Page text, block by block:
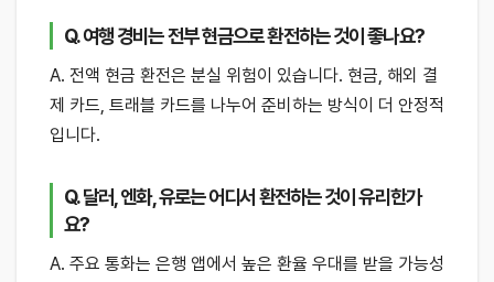
Q. 여행 경비는 전부 현금으로 환전하는 것이 좋나요?
A. 전액 현금 환전은 분실 위험이 있습니다. 현금, 해외 결
제 카드, 트래블 카드를 나누어 준비하는 방식이 더 안정적
입니다.
Q. 달러, 엔화, 유로는 어디서 환전하는 것이 유리한가
요?
A. 주요 통화는 은행 앱에서 높은 환율 우대를 받을 가능성